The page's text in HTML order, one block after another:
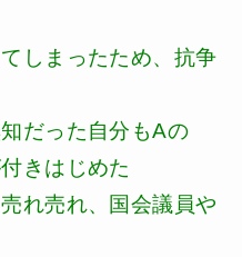
しまったため、抗争
だった自分もAの
きはじめた
れ売れ、国会議員や